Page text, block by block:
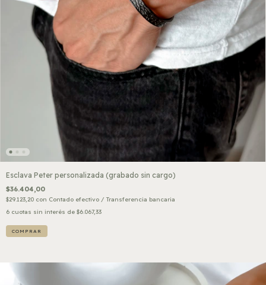
Esclava Peter personalizada (grabado sin cargo)
$36.404,00
$29.123,20 con Contado efectivo / Transferencia bancaria
6 cuotas sin interés de $6.067,33